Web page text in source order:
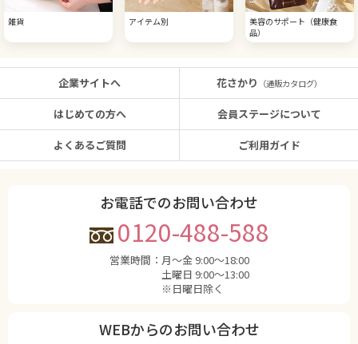
雑貨 アイテム別
美容のサポート（健康食
品）
企業サイトへ
はじめての方へ
よくあるご質問
花さかり （通販カタログ）
会員ステージについて
ご利用ガイド
お電話でのお問い合わせ
0120-488-588
営業時間： 月〜金 9:00〜18:00
土曜日 9:00〜13:00
※日曜日除く
WEBからのお問い合わせ